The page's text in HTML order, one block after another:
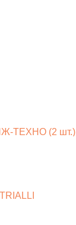
ТЕХНО (2 шт.)